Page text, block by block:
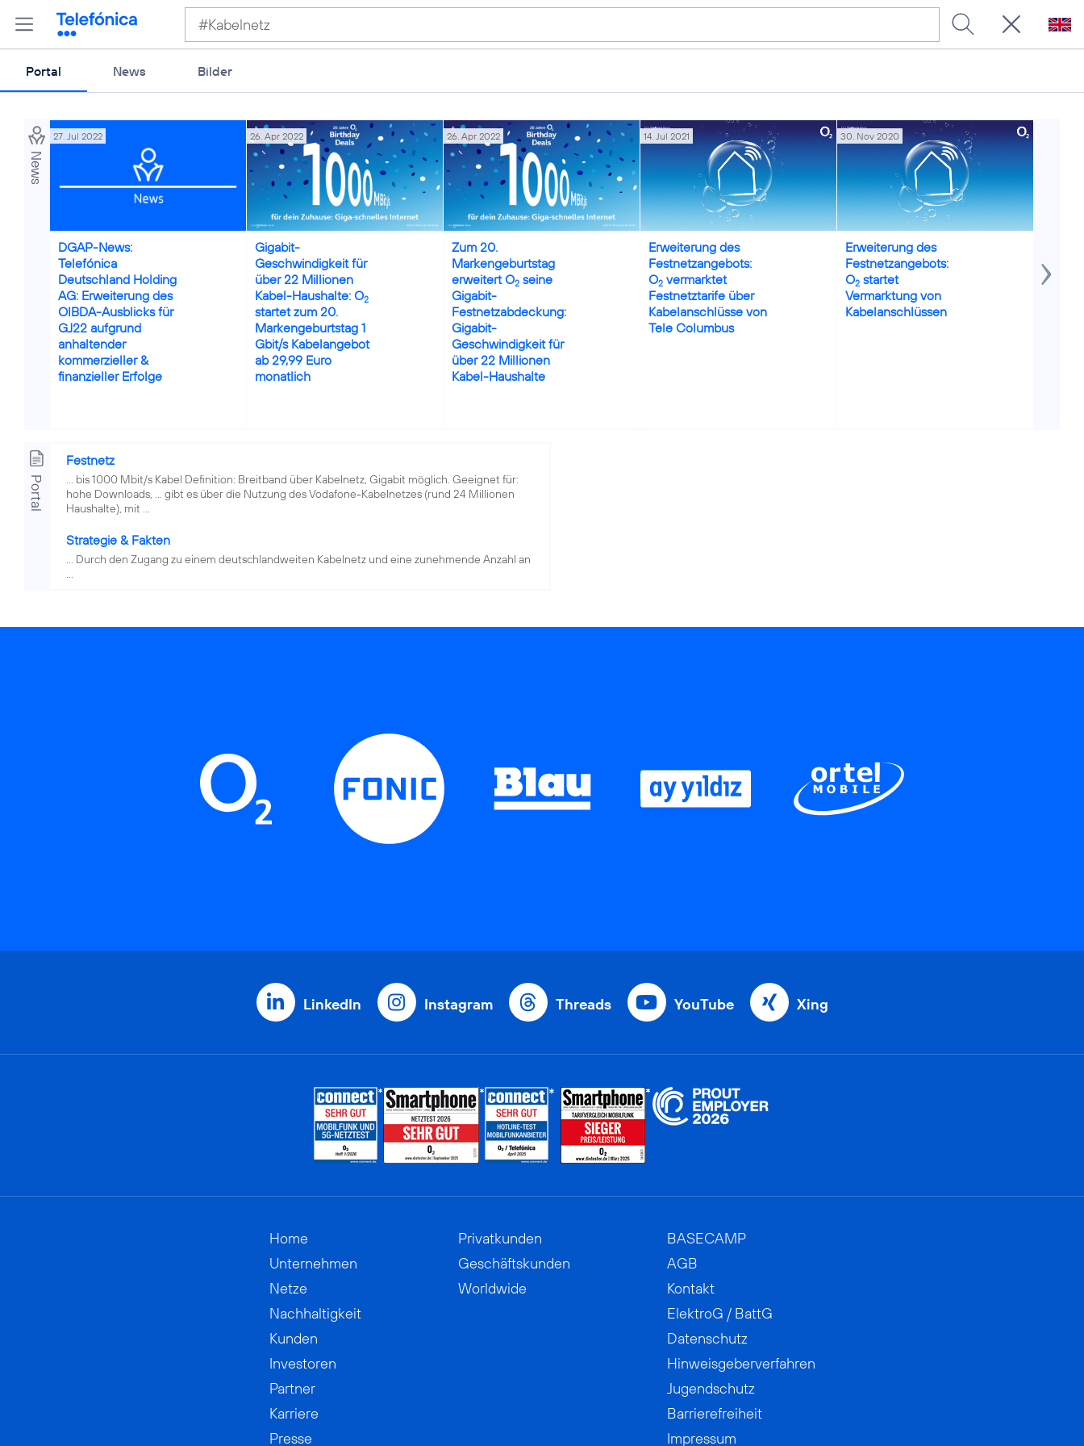
Portal News Bilder
News
27. Jul 2022
DGAP-News:
Telefónica
Deutschland Holding
AG: Erweiterung des
OIBDA-Ausblicks für
GJ22 aufgrund
anhaltender
kommerzieller &
finanzieller Erfolge
26. Apr 2022
Gigabit-
Geschwindigkeit für
über 22 Millionen
Kabel-Haushalte: O2
startet zum 20.
Markengeburtstag 1
Gbit/s Kabelangebot
ab 29,99 Euro
monatlich
26. Apr 2022
Zum 20.
Markengeburtstag
erweitert O2 seine
Gigabit-
Festnetzabdeckung:
Gigabit-
Geschwindigkeit für
über 22 Millionen
Kabel-Haushalte
14. Jul 2021
Erweiterung des
Festnetzangebots:
O2 vermarktet
Festnetztarife über
Kabelanschlüsse von
Tele Columbus
30. Nov 2020
Erweiterung des
Festnetzangebots:
O2 startet
Vermarktung von
Kabelanschlüssen
Metze,
ab
Portal
Festnetz
... bis 1000 Mbit/s Kabel Definition: Breitband über Kabelnetz, Gigabit möglich. Geeignet für:
hohe Downloads, ... gibt es über die Nutzung des Vodafone-Kabelnetzes (rund 24 Millionen
Haushalte), mit ...
Strategie & Fakten
... Durch den Zugang zu einem deutschlandweiten Kabelnetz und eine zunehmende Anzahl an
...
LinkedIn Instagram Threads YouTube Xing
Home
Unternehmen
Netze
Nachhaltigkeit
Kunden
Investoren
Partner
Karriere
Presse
Privatkunden
Geschäftskunden
Worldwide
BASECAMP
AGB
Kontakt
ElektroG / BattG
Datenschutz
Hinweisgeberverfahren
Jugendschutz
Barrierefreiheit
Impressum